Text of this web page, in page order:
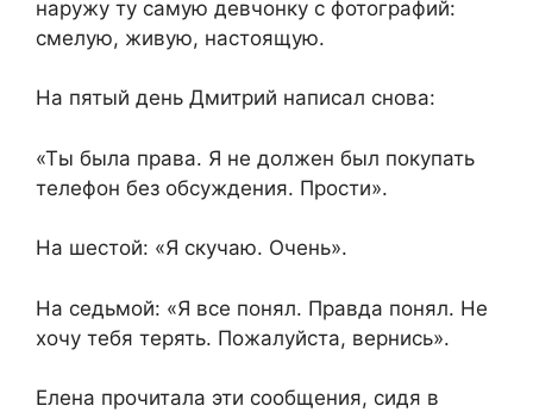
наружу ту самую девчонку с фотографий:
смелую, живую, настоящую.
На пятый день Дмитрий написал снова:
«Ты была права. Я не должен был покупать
телефон без обсуждения. Прости».
На шестой: «Я скучаю. Очень».
На седьмой: «Я все понял. Правда понял. Не
хочу тебя терять. Пожалуйста, вернись».
Елена прочитала эти сообщения, сидя в